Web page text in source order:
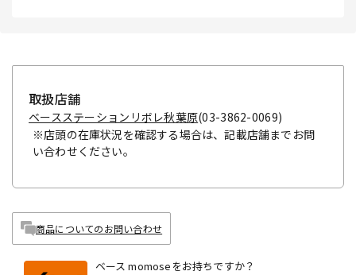
取扱店舗
ベースステーションリボレ秋葉原(03-3862-0069)
※店頭の在庫状況を確認する場合は、記載店舗までお問
い合わせください。
商品についてのお問い合わせ
ベース momoseをお持ちですか？